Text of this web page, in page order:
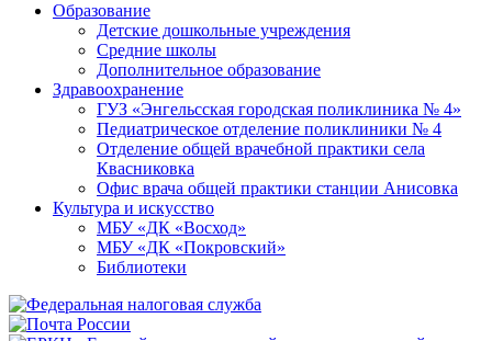
Образование
Детские дошкольные учреждения
Средние школы
Дополнительное образование
Здравоохранение
ГУЗ «Энгельсская городская поликлиника № 4»
Педиатрическое отделение поликлиники № 4
Отделение общей врачебной практики села
Квасниковка
Офис врача общей практики станции Анисовка
Культура и искусство
МБУ «ДК «Восход»
МБУ «ДК «Покровский»
Библиотеки